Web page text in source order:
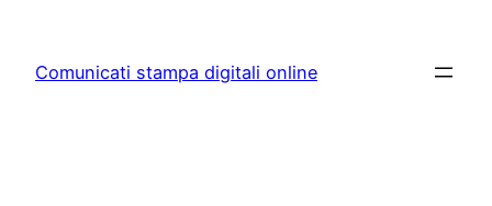
content
Comunicati stampa digitali online